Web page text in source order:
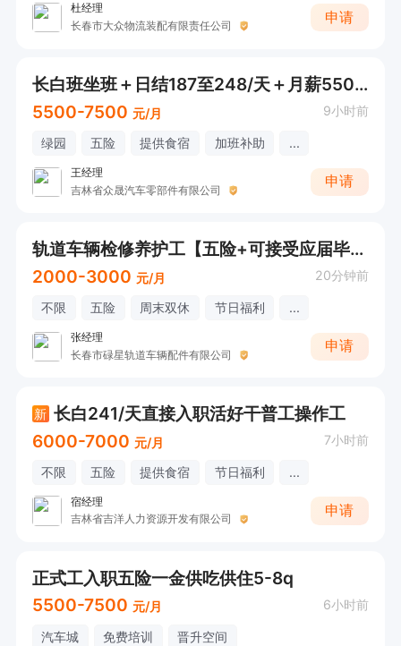
杜经理
长春市大众物流装配有限责任公司
申请
长白班坐班＋日结187至248/天＋月薪5500加电子厂
5500-7500 元/月 9小时前
绿园 五险 提供食宿 加班补助 ...
王经理
吉林省众晟汽车零部件有限公司
申请
轨道车辆检修养护工【五险+可接受应届毕业生+周末双休】储备岗
2000-3000 元/月 20分钟前
不限 五险 周末双休 节日福利 ...
张经理
长春市碌星轨道车辆配件有限公司
申请
新 长白241/天直接入职活好干普工操作工
6000-7000 元/月 7小时前
不限 五险 提供食宿 节日福利 ...
宿经理
吉林省吉洋人力资源开发有限公司
申请
正式工入职五险一金供吃供住5-8q
5500-7500 元/月 6小时前
汽车城 免费培训 晋升空间